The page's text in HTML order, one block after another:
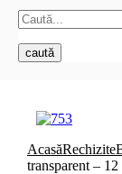
caută
AcasăRechizite
transparent –